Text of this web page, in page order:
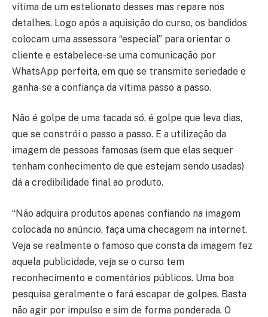
vítima de um estelionato desses mas repare nos
detalhes. Logo após a aquisição do curso, os bandidos
colocam uma assessora “especial” para orientar o
cliente e estabelece-se uma comunicação por
WhatsApp perfeita, em que se transmite seriedade e
ganha-se a confiança da vítima passo a passo.
Não é golpe de uma tacada só, é golpe que leva dias,
que se constrói o passo a passo. E a utilização da
imagem de pessoas famosas (sem que elas sequer
tenham conhecimento de que estejam sendo usadas)
dá a credibilidade final ao produto.
“Não adquira produtos apenas confiando na imagem
colocada no anúncio, faça uma checagem na internet.
Veja se realmente o famoso que consta da imagem fez
aquela publicidade, veja se o curso tem
reconhecimento e comentários públicos. Uma boa
pesquisa geralmente o fará escapar de golpes. Basta
não agir por impulso e sim de forma ponderada. O